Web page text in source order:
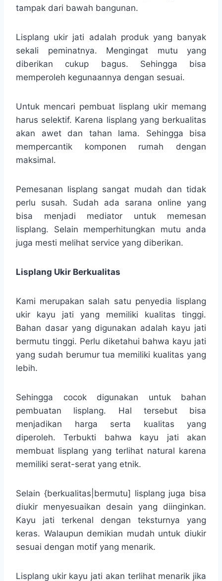
tampak dari bawah bangunan.
Lisplang ukir jati adalah produk yang banyak
sekali peminatnya. Mengingat mutu yang
diberikan cukup bagus. Sehingga bisa
memperoleh kegunaannya dengan sesuai.
Untuk mencari pembuat lisplang ukir memang
harus selektif. Karena lisplang yang berkualitas
akan awet dan tahan lama. Sehingga bisa
mempercantik komponen rumah dengan
maksimal.
Pemesanan lisplang sangat mudah dan tidak
perlu susah. Sudah ada sarana online yang
bisa menjadi mediator untuk memesan
lisplang. Selain memperhitungkan mutu anda
juga mesti melihat service yang diberikan.
Lisplang Ukir Berkualitas
Kami merupakan salah satu penyedia lisplang
ukir kayu jati yang memiliki kualitas tinggi.
Bahan dasar yang digunakan adalah kayu jati
bermutu tinggi. Perlu diketahui bahwa kayu jati
yang sudah berumur tua memiliki kualitas yang
lebih.
Sehingga cocok digunakan untuk bahan
pembuatan lisplang. Hal tersebut bisa
menjadikan harga serta kualitas yang
diperoleh. Terbukti bahwa kayu jati akan
membuat lisplang yang terlihat natural karena
memiliki serat-serat yang etnik.
Selain {berkualitas|bermutu] lisplang juga bisa
diukir menyesuaikan desain yang diinginkan.
Kayu jati terkenal dengan teksturnya yang
keras. Walaupun demikian mudah untuk diukir
sesuai dengan motif yang menarik.
Lisplang ukir kayu jati akan terlihat menarik jika